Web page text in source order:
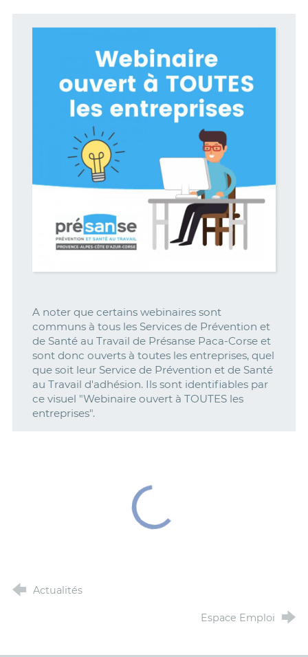
A noter que certains webinaires sont
communs à tous les Services de Prévention et
de Santé au Travail de Présanse Paca-Corse et
sont donc ouverts à toutes les entreprises, quel
que soit leur Service de Prévention et de Santé
au Travail d'adhésion. Ils sont identifiables par
ce visuel "Webinaire ouvert à TOUTES les
entreprises".
Actualités
Espace Emploi